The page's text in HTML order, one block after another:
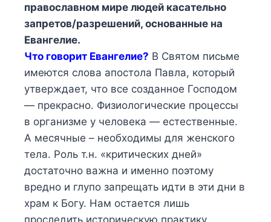
православном мире людей касательно
запретов/разрешений, основанные на
Евангелие.
Что говорит Евангелие? В Святом письме
имеются слова апостола Павла, который
утверждает, что все созданное Господом
— прекрасно. Физиологические процессы
в организме у человека — естественные.
А месячные – необходимы для женского
тела. Роль т.н. «критических дней»
достаточно важна и именно поэтому
вредно и глупо запрещать идти в эти дни в
храм к Богу. Нам остается лишь
проследить историческую практику